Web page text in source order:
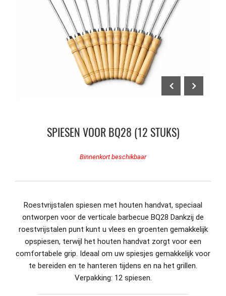
SPIESEN VOOR BQ28 (12 STUKS)
Binnenkort beschikbaar
Roestvrijstalen spiesen met houten handvat, speciaal
ontworpen voor de verticale barbecue BQ28 Dankzij de
roestvrijstalen punt kunt u vlees en groenten gemakkelijk
opspiesen, terwijl het houten handvat zorgt voor een
comfortabele grip. Ideaal om uw spiesjes gemakkelijk voor
te bereiden en te hanteren tijdens en na het grillen.
Verpakking: 12 spiesen.